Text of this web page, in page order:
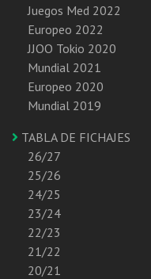
Juegos Med 2022
Europeo 2022
JJOO Tokio 2020
Mundial 2021
Europeo 2020
Mundial 2019
TABLA DE FICHAJES
26/27
25/26
24/25
23/24
22/23
21/22
20/21